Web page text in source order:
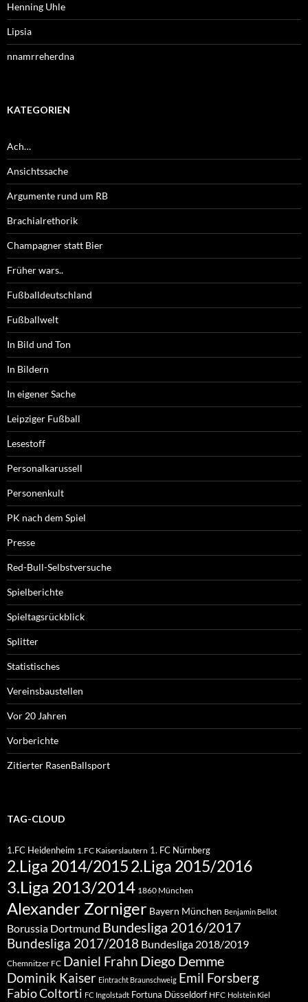
Henning Uhle
Lipsia
nnamrreherdna
KATEGORIEN
Ach…
Ansichtssache
Argumente rund um RB
Brachialrethorik
Champagner statt Bier
Früher wars..
Fußballdeutschland
Fußballwelt
In Bild und Ton
In Bildern
In eigener Sache
Leipziger Fußball
Lesestoff
Personalkarussell
Personenkult
PK nach dem Spiel
Presse
Red-Bull-Selbstversuche
Spielberichte
Spieltagsrückblick
Splitter
Statistisches
Vereinsbaustellen
Vor 20 Jahren
Vorberichte
Zitierter RasenBallsport
TAG-CLOUD
1.FC Heidenheim 1.FC Kaiserslautern 1. FC Nürnberg
2.Liga 2014/20152.Liga 2015/2016
3.Liga 2013/2014 1860 München
Alexander Zorniger Bayern München Benjamin Bellot
Borussia Dortmund Bundesliga 2016/2017
Bundesliga 2017/2018 Bundesliga 2018/2019
Chemnitzer FC Daniel Frahn Diego Demme
Dominik Kaiser Eintracht Braunschweig Emil Forsberg
Fabio Coltorti FC Ingolstadt Fortuna Düsseldorf HFC Holstein Kiel